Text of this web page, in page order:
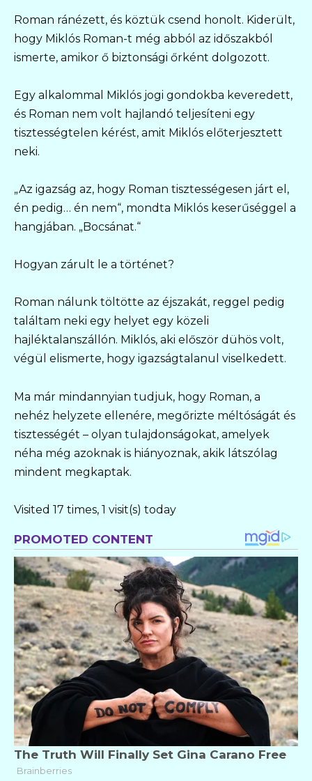
Roman ránézett, és köztük csend honolt. Kiderült,
hogy Miklós Roman-t még abból az időszakból
ismerte, amikor ő biztonsági őrként dolgozott.
Egy alkalommal Miklós jogi gondokba keveredett,
és Roman nem volt hajlandó teljesíteni egy
tisztességtelen kérést, amit Miklós előterjesztett
neki.
„Az igazság az, hogy Roman tisztességesen járt el,
én pedig… én nem“, mondta Miklós keserűséggel a
hangjában. „Bocsánat.“
Hogyan zárult le a történet?
Roman nálunk töltötte az éjszakát, reggel pedig
találtam neki egy helyet egy közeli
hajléktalanszállón. Miklós, aki először dühös volt,
végül elismerte, hogy igazságtalanul viselkedett.
Ma már mindannyian tudjuk, hogy Roman, a
nehéz helyzete ellenére, megőrizte méltóságát és
tisztességét – olyan tulajdonságokat, amelyek
néha még azoknak is hiányoznak, akik látszólag
mindent megkaptak.
Visited 17 times, 1 visit(s) today